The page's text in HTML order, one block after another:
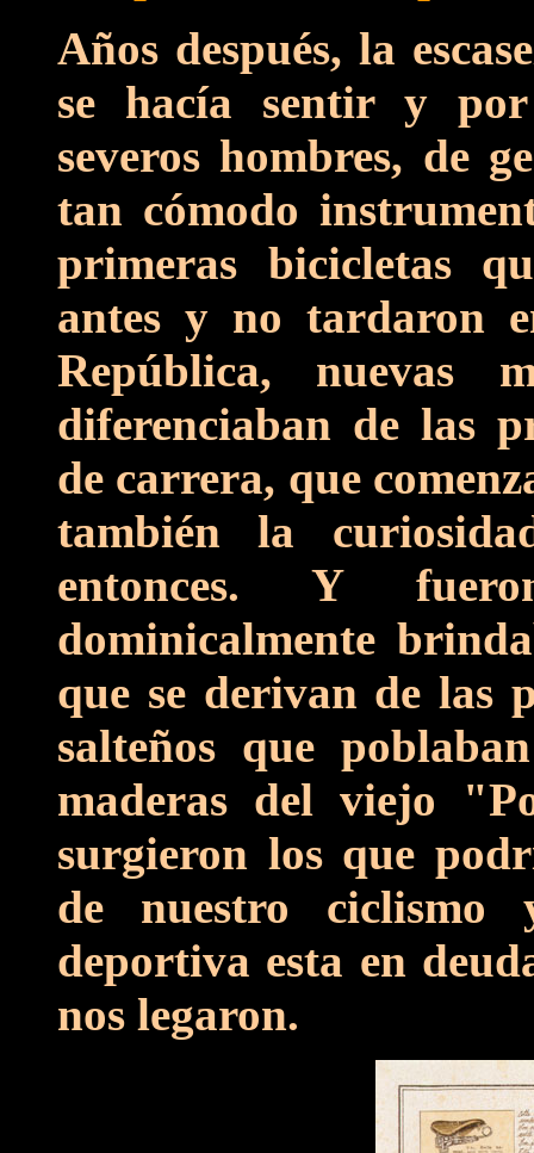
Años después, la
se hacía sentir y
severos hombres, de
tan cómodo
primeras bicicletas
antes y no tardaron
República, nuevas
diferenciaban de las
de carrera, que
también la
entonces. Y
dominicalmente
que se derivan de las
salteños que
maderas del viejo
surgieron los que
de nuestro
deportiva esta en
nos legaron.